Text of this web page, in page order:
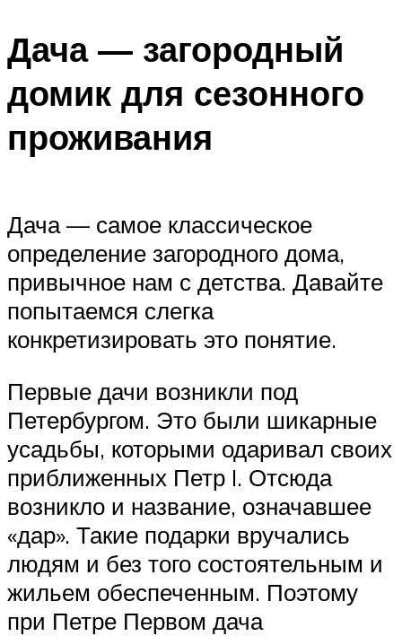
Дача — загородный
домик для сезонного
проживания
Дача — самое классическое
определение загородного дома,
привычное нам с детства. Давайте
попытаемся слегка
конкретизировать это понятие.
Первые дачи возникли под
Петербургом. Это были шикарные
усадьбы, которыми одаривал своих
приближенных Петр I. Отсюда
возникло и название, означавшее
«дар». Такие подарки вручались
людям и без того состоятельным и
жильем обеспеченным. Поэтому
при Петре Первом дача